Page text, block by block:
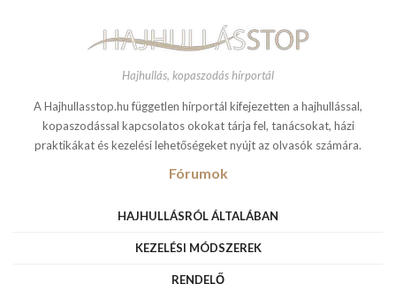
Hajhullás, kopaszodás hírportál
A Hajhullasstop.hu független hírportál kifejezetten a hajhullással,
kopaszodással kapcsolatos okokat tárja fel, tanácsokat, házi
praktikákat és kezelési lehetőségeket nyújt az olvasók számára.
Fórumok
HAJHULLÁSRÓL ÁLTALÁBAN
KEZELÉSI MÓDSZEREK
RENDELŐ